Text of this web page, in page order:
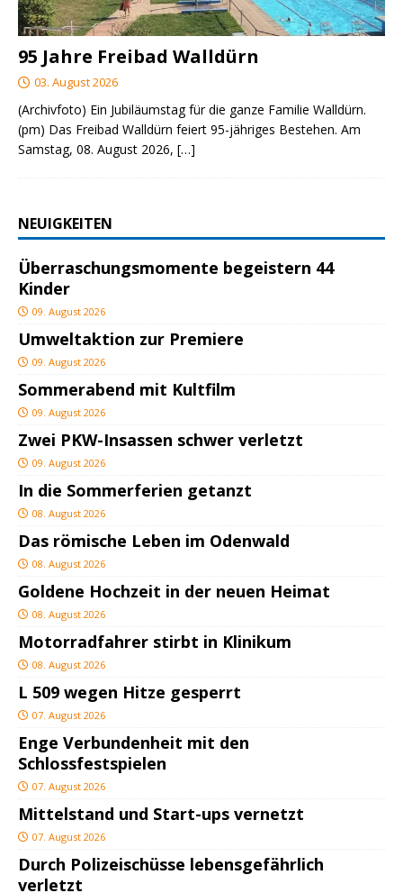
95 Jahre Freibad Walldürn
03. August 2026
(Archivfoto) Ein Jubiläumstag für die ganze Familie Walldürn.
(pm) Das Freibad Walldürn feiert 95-jähriges Bestehen. Am
Samstag, 08. August 2026, […]
NEUIGKEITEN
Überraschungsmomente begeistern 44
Kinder
09. August 2026
Umweltaktion zur Premiere
09. August 2026
Sommerabend mit Kultfilm
09. August 2026
Zwei PKW-Insassen schwer verletzt
09. August 2026
In die Sommerferien getanzt
08. August 2026
Das römische Leben im Odenwald
08. August 2026
Goldene Hochzeit in der neuen Heimat
08. August 2026
Motorradfahrer stirbt in Klinikum
08. August 2026
L 509 wegen Hitze gesperrt
07. August 2026
Enge Verbundenheit mit den
Schlossfestspielen
07. August 2026
Mittelstand und Start-ups vernetzt
07. August 2026
Durch Polizeischüsse lebensgefährlich
verletzt